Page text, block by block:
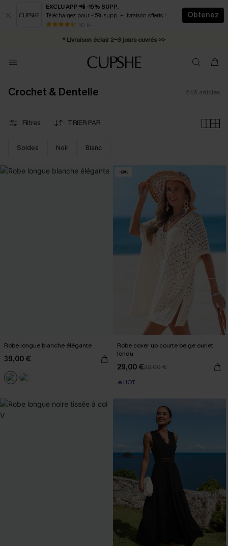
EXCLU APP 📲 -15% SUPP.
Téléchargez pour -15% supp. + livraison offerts !
50 k+
Obtenez
* Livraison éclair 2-3 jours ouvrés >>
Abonnement E-mail : -25% dès 4 achetés >>
Crochet & Dentelle 246 articles
Filtres TRIER PAR
Soldes Noir Blanc
Robe longue blanche élégante
39,00 €
-9%
Robe cover up courte beige ourlet
fendu
29,00 €32,00 €
🔥HOT